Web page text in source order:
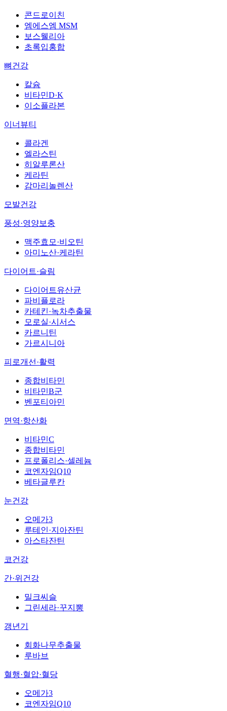
콘드로이친
엠에스엠 MSM
보스웰리아
초록입홍합
뼈건강
칼슘
비타민D·K
이소플라본
이너뷰티
콜라겐
엘라스틴
히알루론산
케라틴
감마리놀렌산
모발건강
풍성·영양보충
맥주효모·비오틴
아미노산·케라틴
다이어트·슬림
다이어트유산균
파비플로라
카테킨·녹차추출물
모로실·시서스
카르니틴
가르시니아
피로개선·활력
종합비타민
비타민B군
벤포티아민
면역·항산화
비타민C
종합비타민
프로폴리스·셀레늄
코엔자임Q10
베타글루칸
눈건강
오메가3
루테인·지아잔틴
아스타잔틴
코건강
간·위건강
밀크씨슬
그린세라·꾸지뽕
갱년기
회화나무추출물
루바브
혈행·혈압·혈당
오메가3
코엔자임Q10